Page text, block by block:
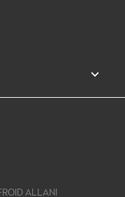

ALLANI